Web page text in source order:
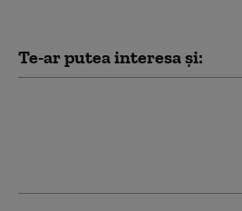
Te-ar putea interesa și: